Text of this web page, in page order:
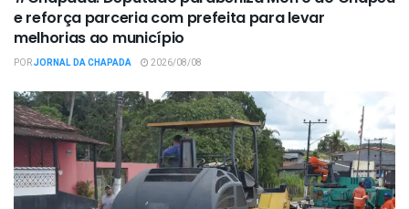
e reforça parceria com prefeita para levar
melhorias ao município
PORJORNAL DA CHAPADA 2026/08/08